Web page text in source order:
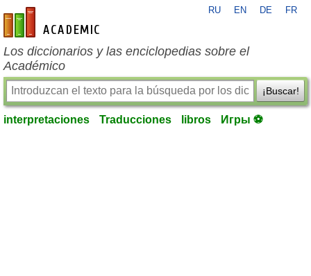
es-academic.com
RU EN DE FR
Los diccionarios y las enciclopedias sobre el
Académico
¡Buscar!
interpretaciones Traducciones libros Игры ⚽